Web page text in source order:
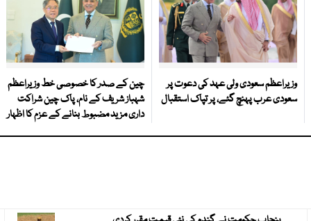
وزیراعظم سعودی ولی عہد کی دعوت پر
سعودی عرب پہنچ گئے، پر تپاک استقبال
چین کے صدر کا خصوصی خط وزیراعظم
شہباز شریف کے نام، پاک چین شراکت
داری مزید مضبوط بنانے کے عزم کا اظہار